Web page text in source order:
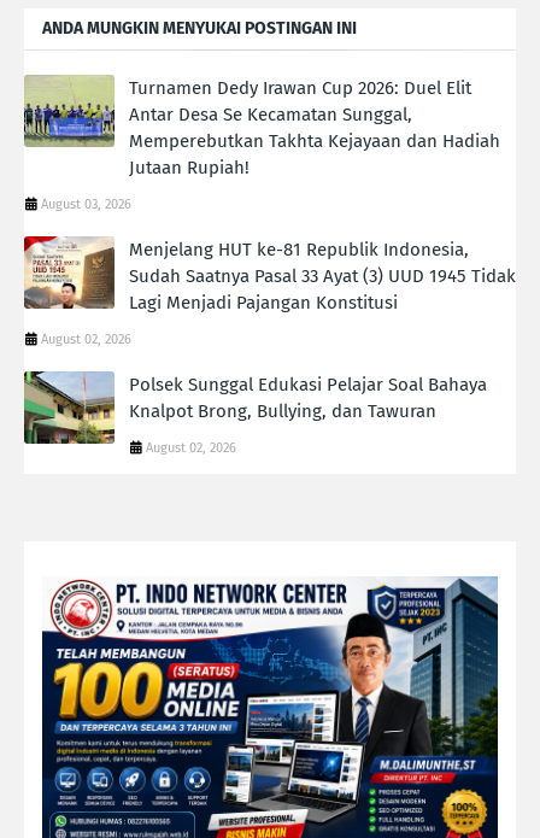
ANDA MUNGKIN MENYUKAI POSTINGAN INI
Turnamen Dedy Irawan Cup 2026: Duel Elit
Antar Desa Se Kecamatan Sunggal,
Memperebutkan Takhta Kejayaan dan Hadiah
Jutaan Rupiah!
August 03, 2026
Menjelang HUT ke-81 Republik Indonesia,
Sudah Saatnya Pasal 33 Ayat (3) UUD 1945 Tidak
Lagi Menjadi Pajangan Konstitusi
August 02, 2026
Polsek Sunggal Edukasi Pelajar Soal Bahaya
Knalpot Brong, Bullying, dan Tawuran
August 02, 2026